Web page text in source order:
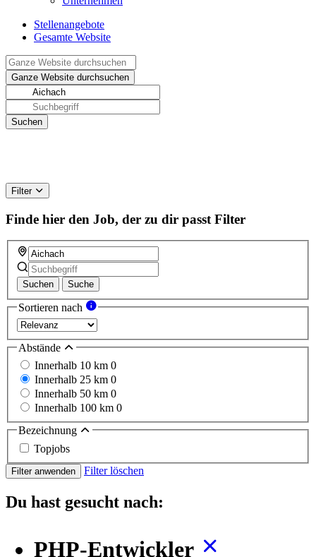
Stellenangebote
Gesamte Website
Filter
Finde hier den Job, der zu dir passt Filter
Suchen Suche
Sortieren nach
Abstände
Innerhalb 10 km 0
Innerhalb 25 km 0
Innerhalb 50 km 0
Innerhalb 100 km 0
Bezeichnung
Topjobs
Filter anwenden Filter löschen
Du hast gesucht nach:
PHP-Entwickler